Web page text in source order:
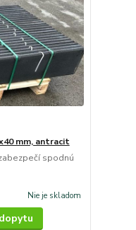
mm, antracit
spodnú
Nie je skladom